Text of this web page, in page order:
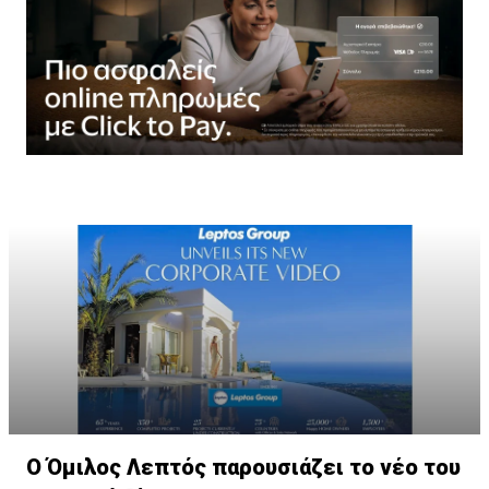
Ο Όμιλος Λεπτός παρουσιάζει το νέο του